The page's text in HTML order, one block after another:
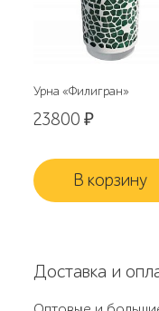
Урна «Филигран»
23800₽
В корзину
Доставка и